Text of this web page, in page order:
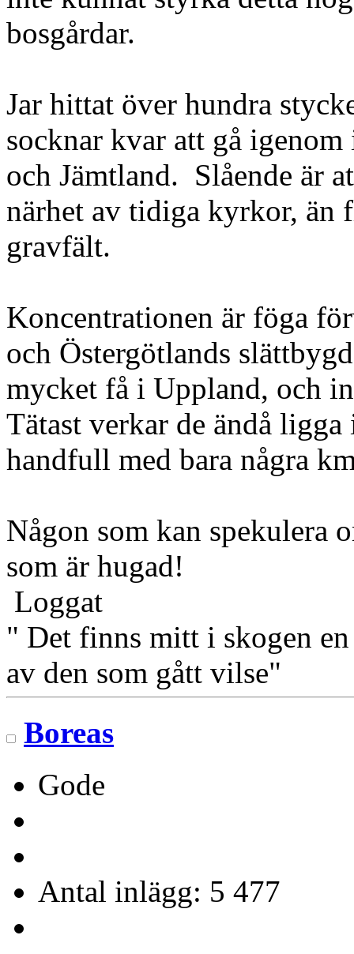
bosgårdar.
Jar hittat över hundra
socknar kvar att gå
och Jämtland. Slående är
närhet av tidiga kyrkor,
gravfält.
Koncentrationen är föga
och Östergötlands
mycket få i Uppland, och
Tätast verkar de ändå
handfull med bara några
Någon som kan
som är hugad!
Loggat
" Det finns mitt i skogen
av den som gått vilse"
Boreas
Gode
Antal inlägg: 5 477